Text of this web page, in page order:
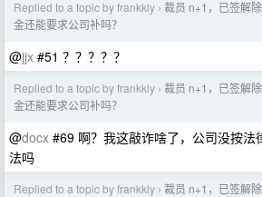
Replied to a topic by frankkly › 裁员 n+1，已签解
金还能要求公司补吗？
@jjx #51 ？？？？？
Replied to a topic by frankkly › 裁员 n+1，已签解
金还能要求公司补吗？
@docx #69 啊？我这敲诈啥了，公司没按法
法吗
Replied to a topic by frankkly › 裁员 n+1，已签解